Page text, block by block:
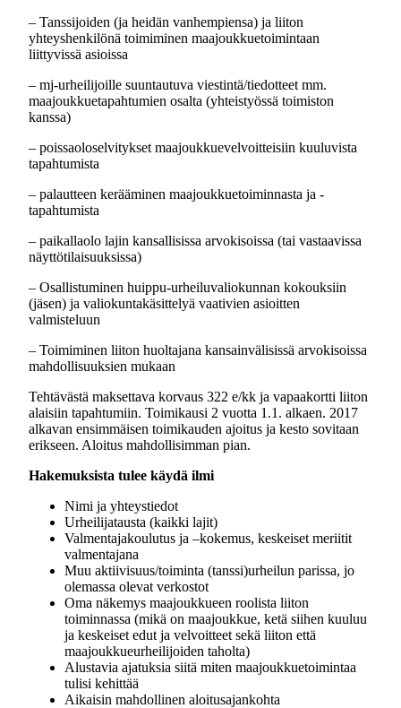
– Tanssijoiden (ja heidän vanhempiensa) ja liiton
yhteyshenkilönä toimiminen maajoukkuetoimintaan
liittyvissä asioissa
– mj-urheilijoille suuntautuva viestintä/tiedotteet mm.
maajoukkuetapahtumien osalta (yhteistyössä toimiston
kanssa)
– poissaoloselvitykset maajoukkuevelvoitteisiin kuuluvista
tapahtumista
– palautteen kerääminen maajoukkuetoiminnasta ja -
tapahtumista
– paikallaolo lajin kansallisissa arvokisoissa (tai vastaavissa
näyttötilaisuuksissa)
– Osallistuminen huippu-urheiluvaliokunnan kokouksiin
(jäsen) ja valiokuntakäsittelyä vaativien asioitten
valmisteluun
– Toimiminen liiton huoltajana kansainvälisissä arvokisoissa
mahdollisuuksien mukaan
Tehtävästä maksettava korvaus 322 e/kk ja vapaakortti liiton
alaisiin tapahtumiin. Toimikausi 2 vuotta 1.1. alkaen. 2017
alkavan ensimmäisen toimikauden ajoitus ja kesto sovitaan
erikseen. Aloitus mahdollisimman pian.
Hakemuksista tulee käydä ilmi
Nimi ja yhteystiedot
Urheilijatausta (kaikki lajit)
Valmentajakoulutus ja –kokemus, keskeiset meriitit
valmentajana
Muu aktiivisuus/toiminta (tanssi)urheilun parissa, jo
olemassa olevat verkostot
Oma näkemys maajoukkueen roolista liiton
toiminnassa (mikä on maajoukkue, ketä siihen kuuluu
ja keskeiset edut ja velvoitteet sekä liiton että
maajoukkueurheilijoiden taholta)
Alustavia ajatuksia siitä miten maajoukkuetoimintaa
tulisi kehittää
Aikaisin mahdollinen aloitusajankohta